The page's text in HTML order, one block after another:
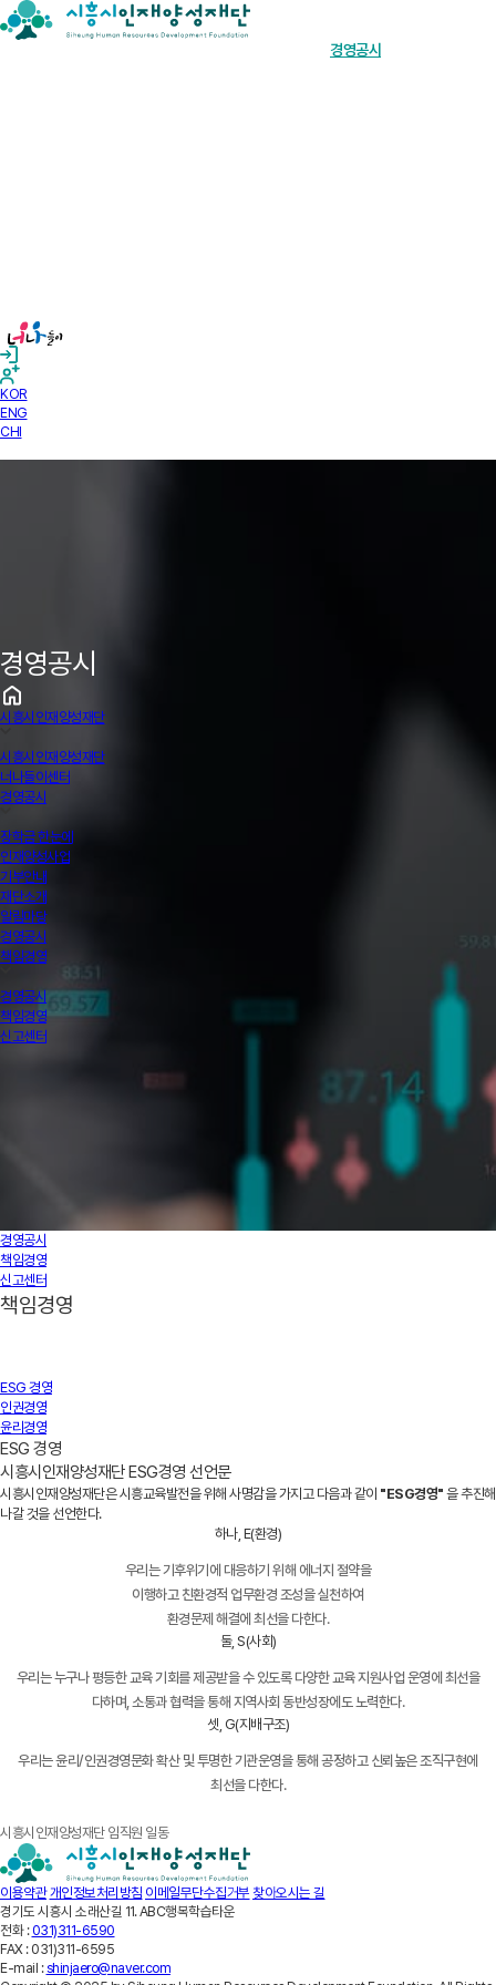
경영공시
KOR
ENG
CHI
경영공시
시흥시인재양성재단
시흥시인재양성재단
너나들이센터
경영공시
장학금 한눈에
인재양성사업
기부안내
재단소개
알림마당
경영공시
책임경영
경영공시
책임경영
신고센터
경영공시
책임경영
신고센터
책임경영
ESG 경영
인권경영
윤리경영
ESG 경영
시흥시인재양성재단 ESG경영 선언문
시흥시인재양성재단은 시흥교육발전을 위해 사명감을 가지고 다음과 같이 "ESG경영" 을 추진해
나갈 것을 선언한다.
하나, E(환경)
우리는 기후위기에 대응하기 위해 에너지 절약을
이행하고 친환경적 업무환경 조성을 실천하여
환경문제 해결에 최선을 다한다.
둘, S(사회)
우리는 누구나 평등한 교육 기회를 제공받을 수 있도록 다양한 교육 지원사업 운영에 최선을
다하며, 소통과 협력을 통해 지역사회 동반성장에도 노력한다.
셋, G(지배구조)
우리는 윤리/인권경영문화 확산 및 투명한 기관운영을 통해 공정하고 신뢰높은 조직구현에
최선을 다한다.
시흥시인재양성재단 임직원 일동
이용약관 개인정보처리방침 이메일무단수집거부 찾아오시는 길
경기도 시흥시 소래산길 11. ABC행복학습타운
전화 :031)311-6590
FAX : 031)311-6595
E-mail :shinjaero@naver.com